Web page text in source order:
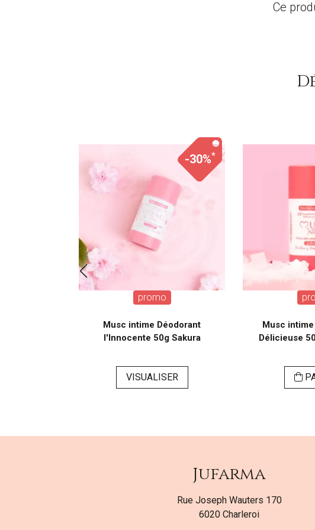
Ce
-30%*
promo
Musc intime Déodorant
l'Innocente 50g Sakura
VISUALISER
Musc
Délicieuse
Jufarma
Rue Joseph Wauters 170
6020 Charleroi